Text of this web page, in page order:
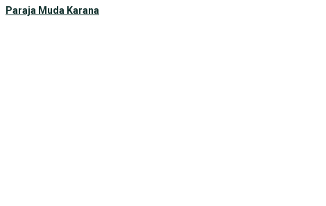
Paraja Muda Karana